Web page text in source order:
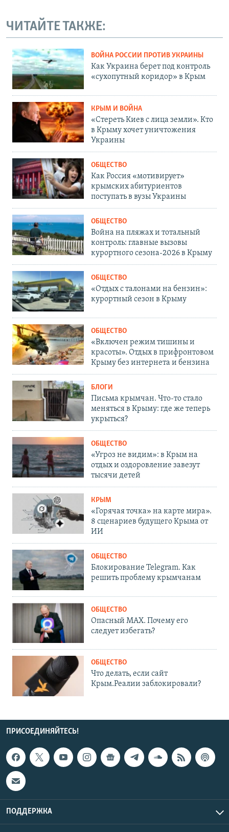
ЧИТАЙТЕ ТАКЖЕ:
ВОЙНА РОССИИ ПРОТИВ УКРАИНЫ
Как Украина берет под контроль
«сухопутный коридор» в Крым
КРЫМ И ВОЙНА
«Стереть Киев с лица земли». Кто
в Крыму хочет уничтожения
Украины
ОБЩЕСТВО
Как Россия «мотивирует»
крымских абитуриентов
поступать в вузы Украины
ОБЩЕСТВО
Война на пляжах и тотальный
контроль: главные вызовы
курортного сезона-2026 в Крыму
ОБЩЕСТВО
«Отдых с талонами на бензин»:
курортный сезон в Крыму
ОБЩЕСТВО
«Включен режим тишины и
красоты». Отдых в прифронтовом
Крыму без интернета и бензина
БЛОГИ
Письма крымчан. Что-то стало
меняться в Крыму: где же теперь
укрыться?
ОБЩЕСТВО
«Угроз не видим»: в Крым на
отдых и оздоровление завезут
тысячи детей
КРЫМ
«Горячая точка» на карте мира».
8 сценариев будущего Крыма от
ИИ
ОБЩЕСТВО
Блокирование Telegram. Как
решить проблему крымчанам
ОБЩЕСТВО
Опасный MAX. Почему его
следует избегать?
ОБЩЕСТВО
Что делать, если сайт
Крым.Реалии заблокировали?
ПРИСОЕДИНЯЙТЕСЬ!
ПОДДЕРЖКА